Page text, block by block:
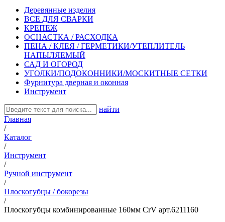
Деревянные изделия
ВСЕ ДЛЯ СВАРКИ
КРЕПЕЖ
ОСНАСТКА / РАСХОДКА
ПЕНА / КЛЕЯ / ГЕРМЕТИКИ/УТЕПЛИТЕЛЬ
НАПЫЛЯЕМЫЙ
САД И ОГОРОД
УГОЛКИ/ПОДОКОННИКИ/МОСКИТНЫЕ СЕТКИ
Фурнитура дверная и оконная
Инструмент
найти
Главная
/
Каталог
/
Инструмент
/
Ручной инструмент
/
Плоскогубцы / бокорезы
/
Плоскогубцы комбинированные 160мм CrV арт.6211160